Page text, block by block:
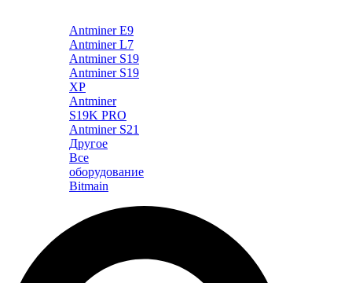
Antminer E9
Antminer L7
Antminer S19
Antminer S19
XP
Antminer
S19K PRO
Antminer S21
Другое
Все
оборудование
Bitmain